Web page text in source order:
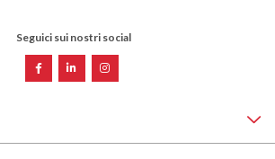
Seguici sui nostri social